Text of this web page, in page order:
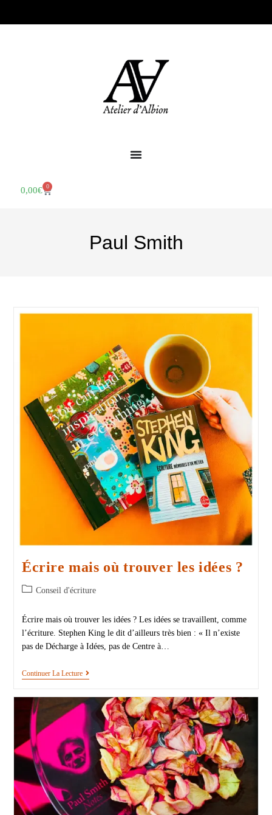
0,00€ 0
Paul Smith
Écrire mais où trouver les idées ?
Conseil d'écriture
Écrire mais où trouver les idées ? Les idées se travaillent, comme
l’écriture. Stephen King le dit d’ailleurs très bien : « Il n’existe
pas de Décharge à Idées, pas de Centre à…
Continuer La Lecture